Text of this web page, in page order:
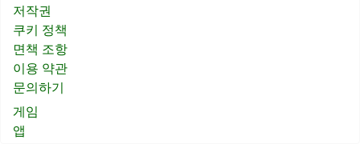
저작권
쿠키 정책
면책 조항
이용 약관
문의하기
게임
앱